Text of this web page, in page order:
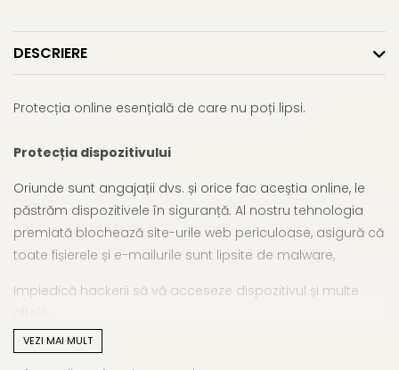
DESCRIERE
Protecția online esențială de care nu poți lipsi.
Protecția dispozitivului
Oriunde sunt angajații dvs. și orice fac aceștia online, le
păstrăm dispozitivele în siguranță. Al nostru tehnologia
premiată blochează site-urile web periculoase, asigură că
toate fișierele și e-mailurile sunt lipsite de malware,
Impiedică hackerii să vă acceseze dispozitivul și multe
Protejarea datelor
VEZI MAI MULT